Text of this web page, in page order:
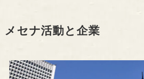
メセナ活動と企業